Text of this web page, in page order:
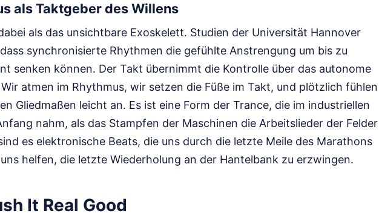
als Taktgeber des Willens
als das unsichtbare Exoskelett. Studien der Universität Hannover
synchronisierte Rhythmen die gefühlte Anstrengung um bis zu
senken können. Der Takt übernimmt die Kontrolle über das autonome
atmen im Rhythmus, wir setzen die Füße im Takt, und plötzlich fühlen
Gliedmaßen leicht an. Es ist eine Form der Trance, die im industriellen
nahm, als das Stampfen der Maschinen die Arbeitslieder der Felder
es elektronische Beats, die uns durch die letzte Meile des Marathons
helfen, die letzte Wiederholung an der Hantelbank zu erzwingen.
It Real Good